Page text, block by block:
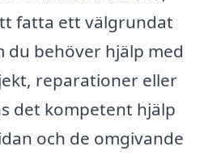
fatta ett välgrundat
du behöver hjälp med
reparationer eller
det kompetent hjälp
och de omgivande